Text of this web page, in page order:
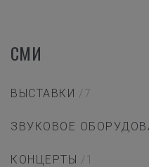
СМИ
ВЫСТАВКИ /7
ЗВУКОВОЕ
КОНЦЕРТЫ /1